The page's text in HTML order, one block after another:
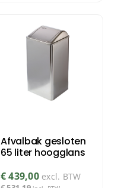
Afvalbak gesloten
65 liter hoogglans
€439,00 excl. BTW